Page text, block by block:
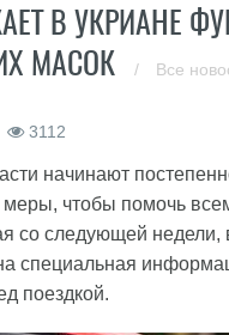
В УКРИАНЕ
МАСОК
/ Все
3112
начинают
чтобы помочь
со следующей недели,
специальная
поездкой.